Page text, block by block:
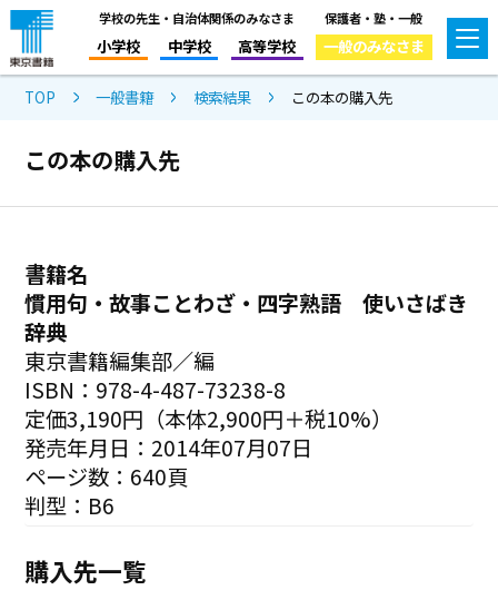
学校の先生・自治体関係のみなさま
小学校 中学校 高等学校
保護者・塾・一般
一般のみなさま
TOP 一般書籍 検索結果 この本の購入先
この本の購入先
書籍名
慣用句・故事ことわざ・四字熟語 使いさばき
辞典
東京書籍編集部／編
ISBN：978-4-487-73238-8
定価3,190円（本体2,900円＋税10%）
発売年月日：2014年07月07日
ページ数：640頁
判型：B6
購入先一覧